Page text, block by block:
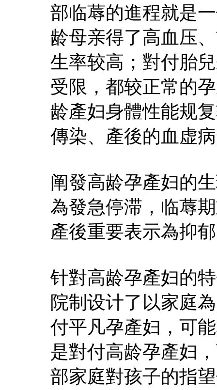
部临蓐的進程就是
龄母亲得了高血压
生率较高；對付胎
受限，都较正常的
龄產妇身體性能规
傳染、產後的血虚
阐發高龄孕產妇的
為發急停滞，临蓐
產後重要表示為抑
针對高龄孕產妇的
院制设计了以家庭
付平凡孕產妇，可
是對付高龄孕產妇
部家庭對孩子的指